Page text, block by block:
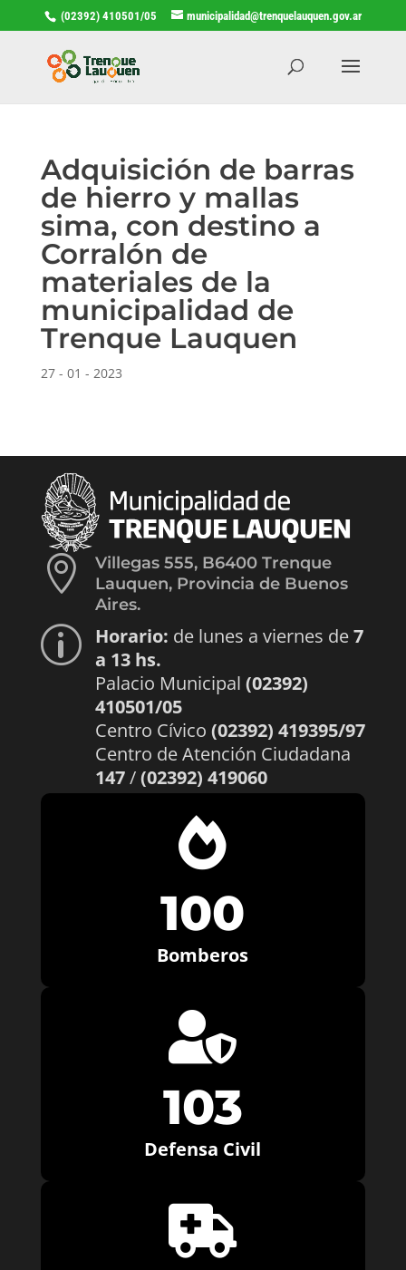
(02392) 410501/05 municipalidad@trenquelauquen.gov.ar
Adquisición de barras
de hierro y mallas
sima, con destino a
Corralón de
materiales de la
municipalidad de
Trenque Lauquen
27 - 01 - 2023

Villegas 555, B6400 Trenque
Lauquen, Provincia de Buenos
Aires.
p Horario: de lunes a viernes de7
a 13 hs.
Palacio Municipal (02392)
410501/05
Centro Cívico (02392) 419395/97
Centro de Atención Ciudadana
147/(02392) 419060

100
Bomberos

103
Defensa Civil
